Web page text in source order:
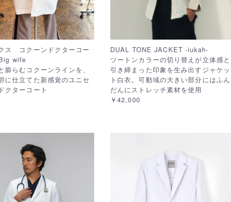
ス コクーンドクターコー
wife
膨らむコクーンラインを、
に仕立てた新感覚のユニセ
クターコート
DUAL TONE JACKET -iukah-
ツートンカラーの切り替えが立体感と
引き締まった印象を生み出すジャケッ
ト白衣。可動域の大きい部分にはふん
だんにストレッチ素材を使用
￥42,000